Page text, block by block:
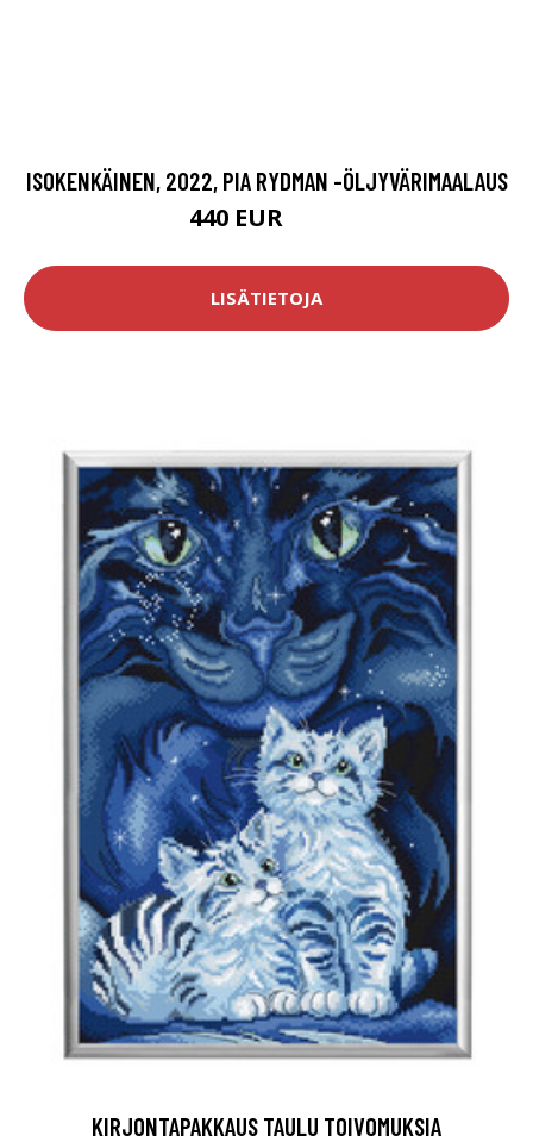
ISOKENKÄINEN, 2022, PIA RYDMAN -ÖLJYVÄRIMAALAUS
440 EUR
LISÄTIETOJA
KIRJONTAPAKKAUS TAULU TOIVOMUKSIA